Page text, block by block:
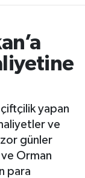
çiftçilik yapan
ve
günler
ve Orman
para